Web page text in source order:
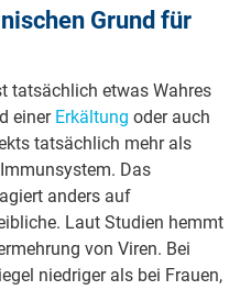
Grund für
tatsächlich etwas Wahres
einer Erkältung oder auch
tatsächlich mehr als
Das
anders auf
Laut Studien hemmt
von Viren. Bei
niedriger als bei Frauen,